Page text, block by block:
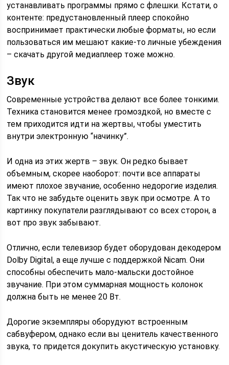
устанавливать программы прямо с флешки. Кстати, о
контенте: предустановленный плеер спокойно
воспринимает практически любые форматы, но если
пользоваться им мешают какие-то личные убеждения
– скачать другой медиаплеер тоже можно.
Звук
Современные устройства делают все более тонкими.
Техника становится менее громоздкой, но вместе с
тем приходится идти на жертвы, чтобы уместить
внутри электронную “начинку”.
И одна из этих жертв – звук. Он редко бывает
объемным, скорее наоборот: почти все аппараты
имеют плохое звучание, особенно недорогие изделия.
Так что не забудьте оценить звук при осмотре. А то
картинку покупатели разглядывают со всех сторон, а
вот про звук забывают.
Отлично, если телевизор будет оборудован декодером
Dolby Digital, а еще лучше с поддержкой Nicam. Они
способны обеспечить мало-мальски достойное
звучание. При этом суммарная мощность колонок
должна быть не менее 20 Вт.
Дорогие экземпляры оборудуют встроенным
сабвуфером, однако если вы ценитель качественного
звука, то придется докупить акустическую установку.